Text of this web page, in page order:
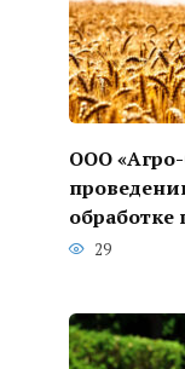
ООО
обработке
29